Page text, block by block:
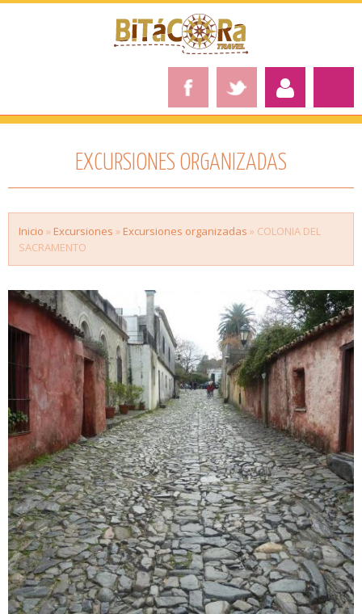
EXCURSIONES ORGANIZADAS
Inicio » Excursiones » Excursiones organizadas » COLONIA DEL
SACRAMENTO